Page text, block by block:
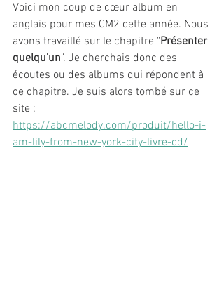
Voici mon coup de cœur album en
anglais pour mes CM2 cette année. Nous
avons travaillé sur le chapitre "Présenter
quelqu'un". Je cherchais donc des
écoutes ou des albums qui répondent à
ce chapitre. Je suis alors tombé sur ce
site :
https://abcmelody.com/produit/hello-i-
am-lily-from-new-york-city-livre-cd/